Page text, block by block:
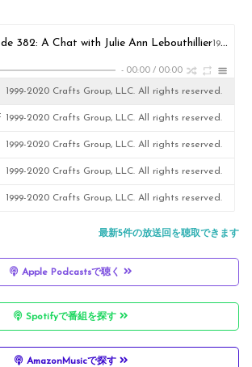
382: A Chat with Julie Ann Lebouthillier1999-2020 Crafts Group, LLC. All rights reserved.
- 00:00 / 00:00
1999-2020 Crafts Group, LLC. All rights reserved.
1999-2020 Crafts Group, LLC. All rights reserved.
1999-2020 Crafts Group, LLC. All rights reserved.
1999-2020 Crafts Group, LLC. All rights reserved.
1999-2020 Crafts Group, LLC. All rights reserved.
最新5件の放送回を聴取できます
Apple Podcastsで聴く
Spotifyで番組を探す
AmazonMusicで探す